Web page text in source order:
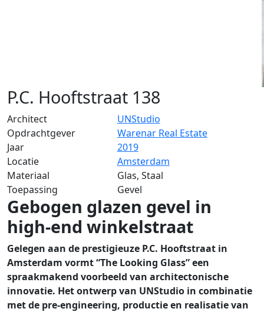
P.C. Hooftstraat 138
Architect
UNStudio
Opdrachtgever
Warenar Real Estate
Jaar
2019
Locatie
Amsterdam
Materiaal
Glas, Staal
Toepassing
Gevel
Gebogen glazen gevel in
high-end winkelstraat
Gelegen aan de prestigieuze P.C. Hooftstraat in
Amsterdam vormt “The Looking Glass” een
spraakmakend voorbeeld van architectonische
innovatie. Het ontwerp van UNStudio in combinatie
met de pre-engineering, productie en realisatie van